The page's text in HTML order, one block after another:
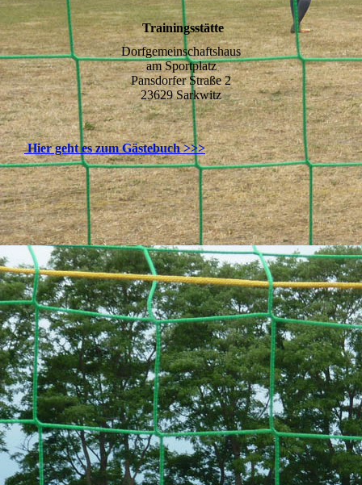
Trainingsstätte
Dorfgemeinschaftshaus
am Sportplatz
Pansdorfer Straße 2
23629 Sarkwitz
Hier geht es zum Gästebuch >>>